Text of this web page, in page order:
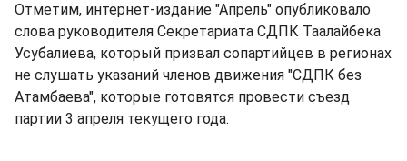
Отметим, интернет-издание "Апрель" опубликовало
слова руководителя Секретариата СДПК Таалайбека
Усубалиева, который призвал сопартийцев в регионах
не слушать указаний членов движения "СДПК без
Атамбаева", которые готовятся провести съезд
партии 3 апреля текущего года.